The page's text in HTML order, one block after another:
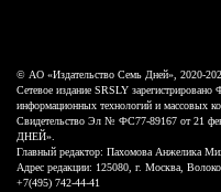
© АО «Издательство Семь Дней», 2020-
Сетевое издание SRSLY
информационных технологий и массовых
Свидетельство Эл № ФС77-89167 от 21
ДНЕЙ».
Главный редактор: Пахомова Анжелика
Адрес редакции: 125080, г. Москва,
+7(495) 742-44-41